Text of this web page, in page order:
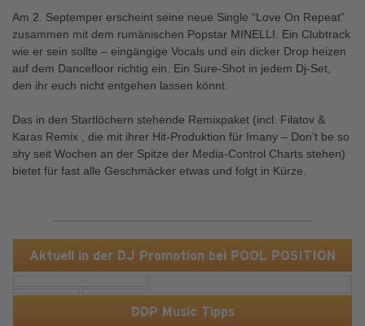
Aktuell in der DJ Promotion bei POOL POSITION
DDP Music Tipps
Am 2. Septemper erscheint seine neue Single “Love On Repeat”
zusammen mit dem rumänischen Popstar MINELLI. Ein Clubtrack
wie er sein sollte – eingängige Vocals und ein dicker Drop heizen
auf dem Dancefloor richtig ein. Ein Sure-Shot in jedem Dj-Set,
den ihr euch nicht entgehen lassen könnt.
Das in den Startlöchern stehende Remixpaket (incl. Filatov &
Karas Remix , die mit ihrer Hit-Produktion für Imany – Don’t be so
shy seit Wochen an der Spitze der Media-Control Charts stehen)
bietet für fast alle Geschmäcker etwas und folgt in Kürze.